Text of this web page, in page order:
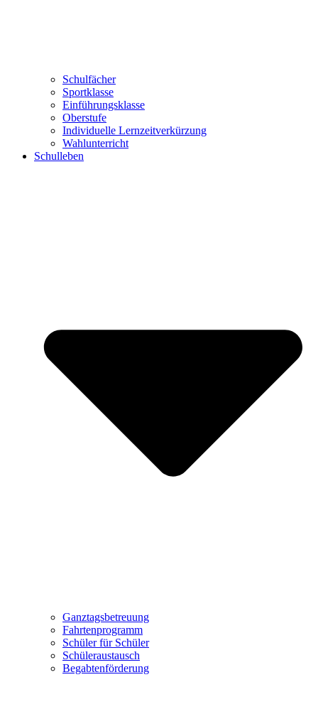
Schulfächer
Sportklasse
Einführungsklasse
Oberstufe
Individuelle Lernzeitverkürzung
Wahlunterricht
Schulleben
Ganztagsbetreuung
Fahrtenprogramm
Schüler für Schüler
Schüleraustausch
Begabtenförderung